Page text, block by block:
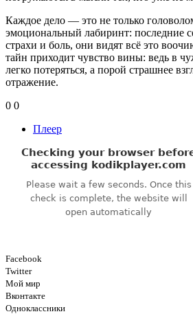
Каждое дело — это не только
эмоциональный лабиринт: последние
страхи и боль, они видят всё это
тайн приходит чувство вины: ведь в
легко потеряться, а порой страшнее
отражение.
0 0
Плеер
Facebook
Twitter
Мой мир
Вконтакте
Одноклассники